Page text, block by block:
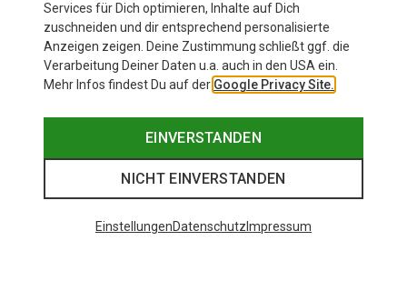
Services für Dich optimieren, Inhalte auf Dich
zuschneiden und dir entsprechend personalisierte
Anzeigen zeigen. Deine Zustimmung schließt ggf. die
Verarbeitung Deiner Daten u.a. auch in den USA ein.
Mehr Infos findest Du auf der Google Privacy Site.
EINVERSTANDEN
NICHT EINVERSTANDEN
EinstellungenDatenschutz Impressum